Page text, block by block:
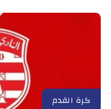
كرة القدم